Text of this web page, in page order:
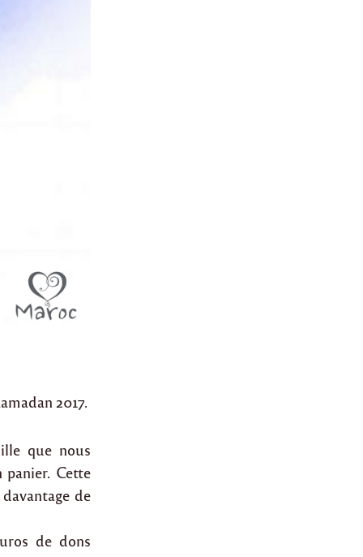
2017.
que nous
Cette
de
de dons